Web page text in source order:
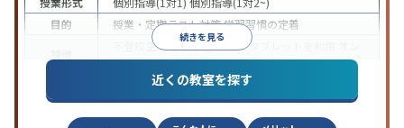
続きを見る
目的
授業・定期テスト対策学習習慣の定着
不登校生に対応学習にPC・タブレットを利用
ライン対応
近くの教室を探す